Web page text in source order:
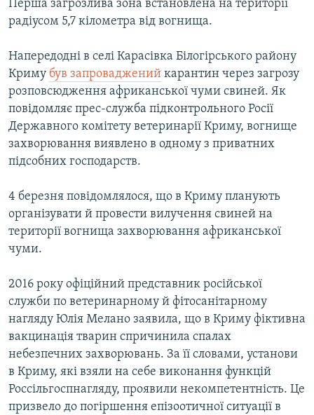
Перша загрозлива зона встановлена на території
радіусом 5,7 кілометра від вогнища.
Напередодні в селі Карасівка Білогірського району
Криму був запроваджений карантин через загрозу
розповсюдження африканської чуми свиней. Як
повідомляє прес-служба підконтрольного Росії
Державного комітету ветеринарії Криму, вогнище
захворювання виявлено в одному з приватних
підсобних господарств.
4 березня повідомлялося, що в Криму планують
організувати й провести вилучення свиней на
території вогнища захворювання африканської
чуми.
2016 року офіційний представник російської
служби по ветеринарному й фітосанітарному
нагляду Юлія Мелано заявила, що в Криму фіктивна
вакцинація тварин спричинила спалах
небезпечних захворювань. За її словами, установи
в Криму, які взяли на себе виконання функцій
Россільгоспнагляду, проявили некомпетентність. Це
призвело до погіршення епізоотичної ситуації в